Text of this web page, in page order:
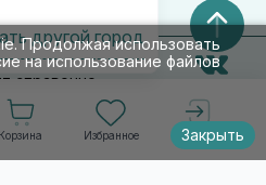
другой город
Корзина Избранное Войти
Продолжая использовать
на использование файлов
Закрыть
защищены
справочно-
не является
437 ГК РФ